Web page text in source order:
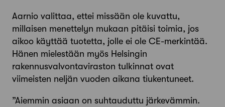
Aarnio valittaa, ettei missään ole kuvattu,
millaisen menettelyn mukaan pitäisi toimia, jos
aikoo käyttää tuotetta, jolle ei ole CE-merkintää.
Hänen mielestään myös Helsingin
rakennusvalvontaviraston tulkinnat ovat
viimeisten neljän vuoden aikana tiukentuneet.
”Aiemmin asiaan on suhtauduttu järkevämmin.